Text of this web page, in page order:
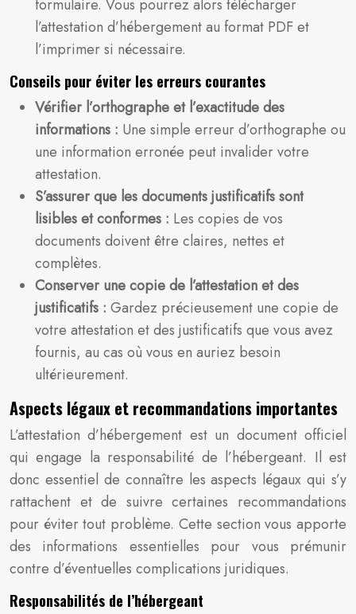
formulaire. Vous pourrez alors télécharger
l’attestation d’hébergement au format PDF et
l’imprimer si nécessaire.
Conseils pour éviter les erreurs courantes
Vérifier l’orthographe et l’exactitude des
informations : Une simple erreur d’orthographe ou
une information erronée peut invalider votre
attestation.
S’assurer que les documents justificatifs sont
lisibles et conformes : Les copies de vos
documents doivent être claires, nettes et
complètes.
Conserver une copie de l’attestation et des
justificatifs : Gardez précieusement une copie de
votre attestation et des justificatifs que vous avez
fournis, au cas où vous en auriez besoin
ultérieurement.
Aspects légaux et recommandations importantes
L’attestation d’hébergement est un document officiel
qui engage la responsabilité de l’hébergeant. Il est
donc essentiel de connaître les aspects légaux qui s’y
rattachent et de suivre certaines recommandations
pour éviter tout problème. Cette section vous apporte
des informations essentielles pour vous prémunir
contre d’éventuelles complications juridiques.
Responsabilités de l’hébergeant